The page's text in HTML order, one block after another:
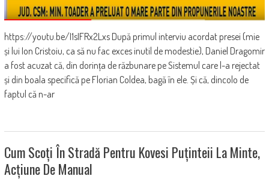
https://youtu.be/I1sIFRx2Lxs După primul interviu acordat presei (mie
și lui Ion Cristoiu, ca să nu fac exces inutil de modestie), Daniel Dragomir
a fost acuzat că, din dorința de răzbunare pe Sistemul care l-a rejectat
și din boala specifică pe Florian Coldea, bagă în ele. Și că, dincolo de
faptul că n-ar
Cum Scoți În Stradă Pentru Kovesi Puținteii La Minte,
Acțiune De Manual